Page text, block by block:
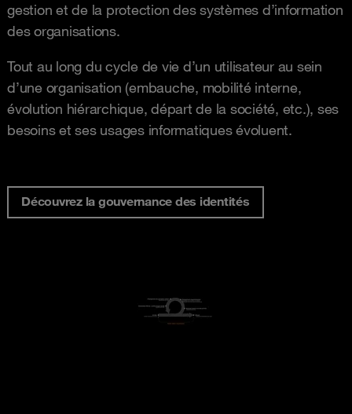
gestion et de la protection des systèmes d’information
des organisations.
Tout au long du cycle de vie d’un utilisateur au sein
d’une organisation (embauche, mobilité interne,
évolution hiérarchique, départ de la société, etc.), ses
besoins et ses usages informatiques évoluent.
Découvrez la gouvernance des identités